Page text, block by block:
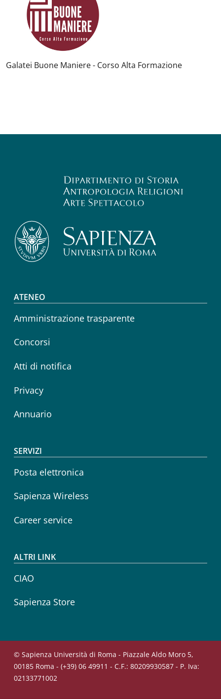
Galatei Buone Maniere - Corso Alta Formazione
Footer menu
ATENEO
Amministrazione trasparente
Concorsi
Atti di notifica
Privacy
Annuario
SERVIZI
Posta elettronica
Sapienza Wireless
Career service
ALTRI LINK
CIAO
Sapienza Store
© Sapienza Università di Roma - Piazzale Aldo Moro 5,
00185 Roma - (+39) 06 49911 - C.F.: 80209930587 - P. Iva:
02133771002